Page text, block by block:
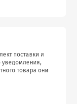
поставки и
уведомления,
товара они